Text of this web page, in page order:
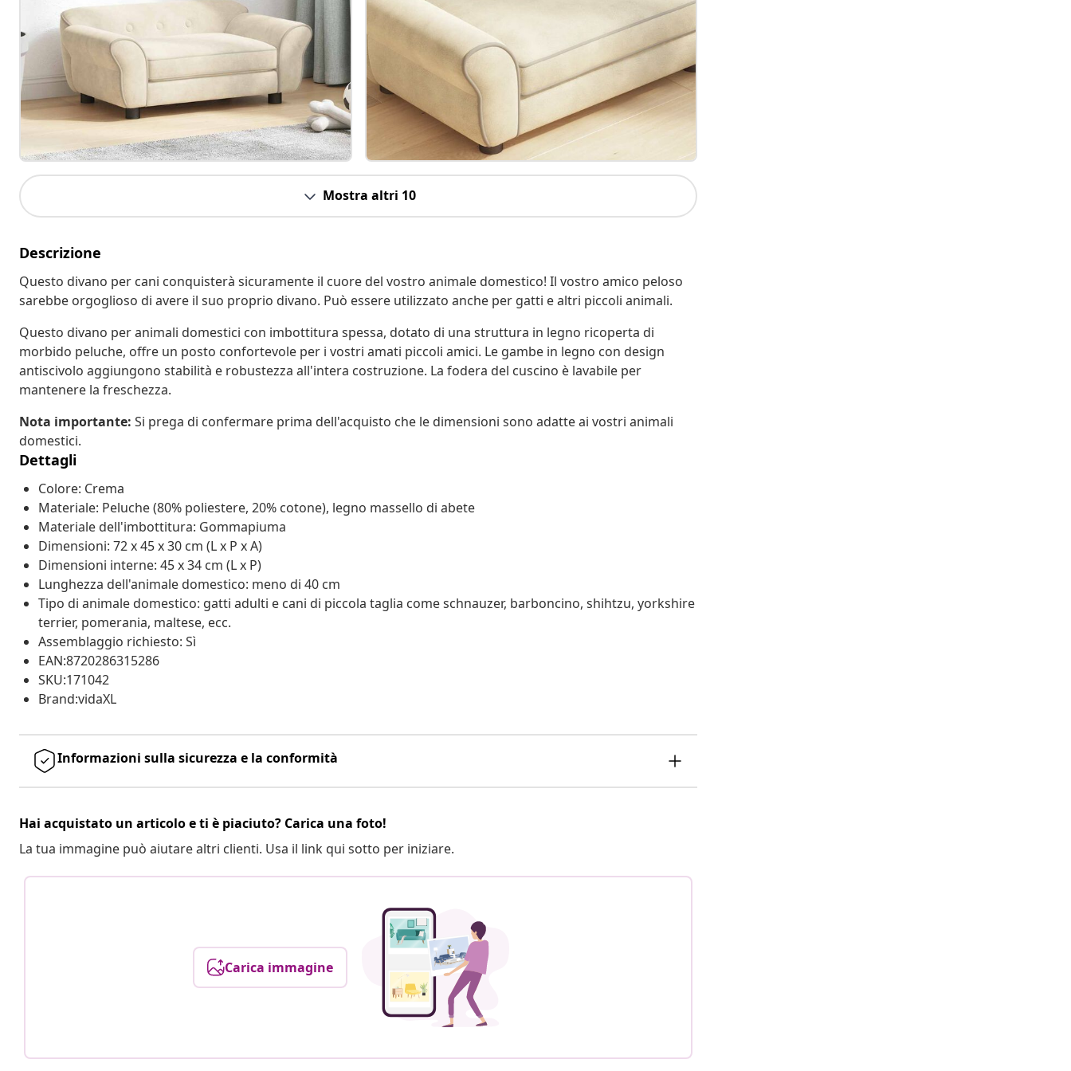
Mostra altri 10
Descrizione
Questo divano per cani conquisterà sicuramente il cuore del vostro animale domestico! Il vostro amico peloso
sarebbe orgoglioso di avere il suo proprio divano. Può essere utilizzato anche per gatti e altri piccoli animali.
Questo divano per animali domestici con imbottitura spessa, dotato di una struttura in legno ricoperta di
morbido peluche, offre un posto confortevole per i vostri amati piccoli amici. Le gambe in legno con design
antiscivolo aggiungono stabilità e robustezza all'intera costruzione. La fodera del cuscino è lavabile per
mantenere la freschezza.
Nota importante: Si prega di confermare prima dell'acquisto che le dimensioni sono adatte ai vostri animali
domestici.
Dettagli
Colore: Crema
Materiale: Peluche (80% poliestere, 20% cotone), legno massello di abete
Materiale dell'imbottitura: Gommapiuma
Dimensioni: 72 x 45 x 30 cm (L x P x A)
Dimensioni interne: 45 x 34 cm (L x P)
Lunghezza dell'animale domestico: meno di 40 cm
Tipo di animale domestico: gatti adulti e cani di piccola taglia come schnauzer, barboncino, shihtzu, yorkshire
terrier, pomerania, maltese, ecc.
Assemblaggio richiesto: Sì
EAN:8720286315286
SKU:171042
Brand:vidaXL
Informazioni sulla sicurezza e la conformità
Hai acquistato un articolo e ti è piaciuto? Carica una foto!
La tua immagine può aiutare altri clienti. Usa il link qui sotto per iniziare.
Carica immagine